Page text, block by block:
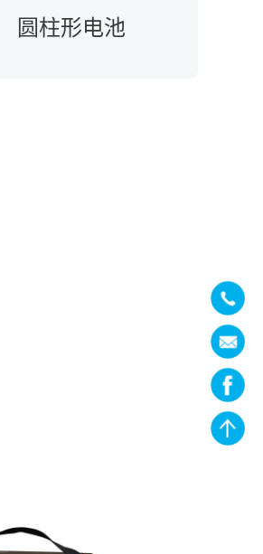
圆柱形电池